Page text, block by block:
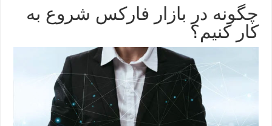
چگونه در بازار فارکس شروع به
کار کنیم؟